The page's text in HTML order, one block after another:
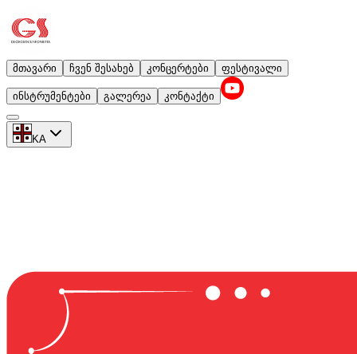
მთავარი ჩვენ შესახებ კონცერტები ფესტივალი
ინსტრუმენტები გალერეა კონტაქტი
KA